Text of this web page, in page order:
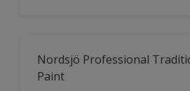
Nordsjö Professional
Paint